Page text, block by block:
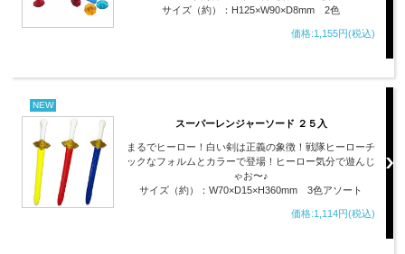
サイズ（約）：H125×W90×D8mm 2色
価格:1,155円(税込)
NEW
スーパーレンジャーソード ２５入
まるでヒーロー！白い剣は正義の象徴！戦隊ヒーローチ
ックなフォルムとカラーで登場！ヒーロー気分で遊んじ
ゃお〜♪
サイズ（約）：W70×D15×H360mm 3色アソート
価格:1,114円(税込)